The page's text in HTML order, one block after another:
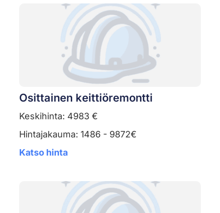
Osittainen keittiöremontti
Keskihinta: 4983 €
Hintajakauma: 1486 - 9872€
Katso hinta